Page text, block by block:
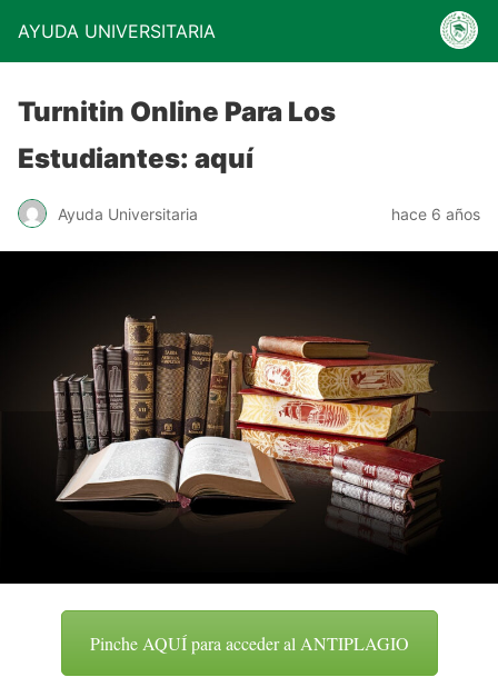
AYUDA UNIVERSITARIA
Turnitin Online Para Los
Estudiantes: aquí
Ayuda Universitaria hace 6 años
Pinche AQUÍ para acceder al ANTIPLAGIO